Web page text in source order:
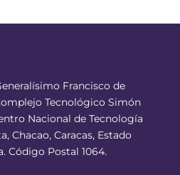
Francisco de
Tecnológico Simón
Nacional de Tecnología
Chacao, Caracas, Estado
Código Postal 1064.